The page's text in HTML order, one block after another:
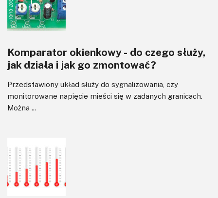
Transformatory
Tranzystory
Wzmacniacze
Zasilanie
Komparator okienkowy - do czego służy,
jak działa i jak go zmontować?
Przedstawiony układ służy do sygnalizowania, czy
monitorowane napięcie mieści się w zadanych granicach.
Można ...